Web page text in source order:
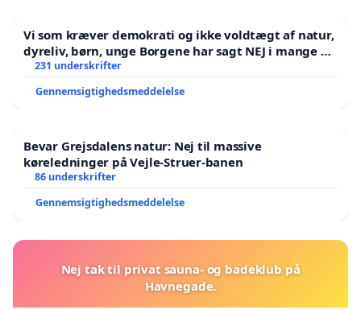
Vi som kræver demokrati og ikke voldtægt af natur,
dyreliv, børn, unge Borgene har sagt NEJ i mange år.
Der er
231 underskrifter
Gennemsigtighedsmeddelelse
Bevar Grejsdalens natur: Nej til massive
køreledninger på Vejle-Struer-banen
86 underskrifter
Gennemsigtighedsmeddelelse
Nej tak til privat sauna- og badeklub på
Havnegade.